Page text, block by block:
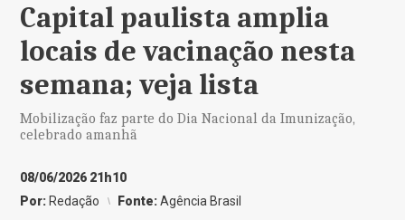
Capital paulista amplia
locais de vacinação nesta
semana; veja lista
Mobilização faz parte do Dia Nacional da Imunização,
celebrado amanhã
08/06/2026 21h10
Por: Redação Fonte:Agência Brasil